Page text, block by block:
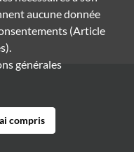
aucune donnée
(Article
générales
compris